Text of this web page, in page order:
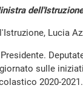
Lucia
Presidente.
sulle
2020-